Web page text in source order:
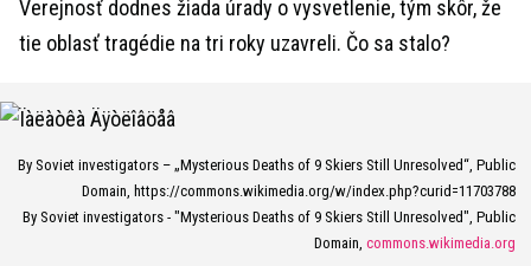
Verejnosť dodnes žiada úrady o vysvetlenie, tým skôr, že
tie oblasť tragédie na tri roky uzavreli. Čo sa stalo?
By Soviet investigators – „Mysterious Deaths of 9 Skiers Still Unresolved“, Public
Domain, https://commons.wikimedia.org/w/index.php?curid=11703788
By Soviet investigators - "Mysterious Deaths of 9 Skiers Still Unresolved", Public
Domain, commons.wikimedia.org